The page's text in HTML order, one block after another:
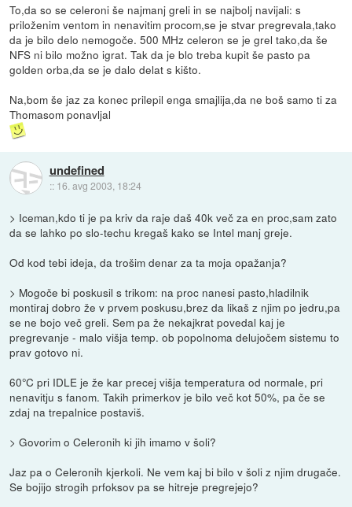
To,da so se celeroni še najmanj greli in se najbolj navijali: s
priloženim ventom in nenavitim procom,se je stvar pregrevala,tako
da je bilo delo nemogoče. 500 MHz celeron se je grel tako,da še
NFS ni bilo možno igrat. Tak da je blo treba kupit še pasto pa
golden orba,da se je dalo delat s kišto.
Na,bom še jaz za konec prilepil enga smajlija,da ne boš samo ti za
Thomasom ponavljal
undefined
:: 16. avg 2003, 18:24
> Iceman,kdo ti je pa kriv da raje daš 40k več za en proc,sam zato
da se lahko po slo-techu kregaš kako se Intel manj greje.
Od kod tebi ideja, da trošim denar za ta moja opažanja?
> Mogoče bi poskusil s trikom: na proc nanesi pasto,hladilnik
montiraj dobro že v prvem poskusu,brez da likaš z njim po jedru,pa
se ne bojo več greli. Sem pa že nekajkrat povedal kaj je
pregrevanje - malo višja temp. ob popolnoma delujočem sistemu to
prav gotovo ni.
60°C pri IDLE je že kar precej višja temperatura od normale, pri
nenavitju s fanom. Takih primerkov je bilo več kot 50%, pa če se
zdaj na trepalnice postaviš.
> Govorim o Celeronih ki jih imamo v šoli?
Jaz pa o Celeronih kjerkoli. Ne vem kaj bi bilo v šoli z njim drugače.
Se bojijo strogih prfoksov pa se hitreje pregrejejo?